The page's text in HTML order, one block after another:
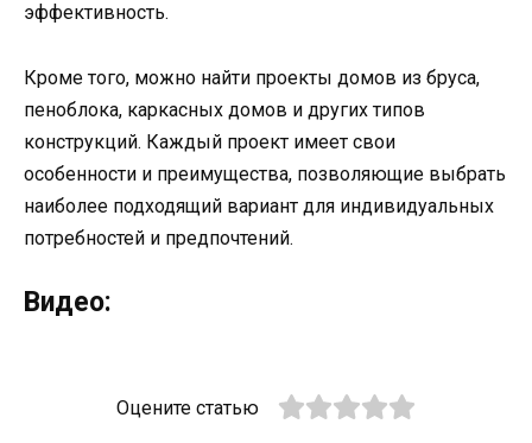
эффективность.
Кроме того, можно найти проекты домов из бруса,
пеноблока, каркасных домов и других типов
конструкций. Каждый проект имеет свои
особенности и преимущества, позволяющие выбрать
наиболее подходящий вариант для индивидуальных
потребностей и предпочтений.
Видео:
Оцените статью